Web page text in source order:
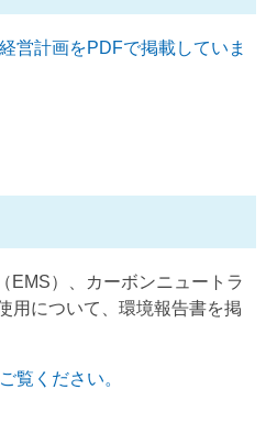
営計画をPDFで掲載していま
EMS）、カーボンニュートラ
用について、環境報告書を掲
覧ください。